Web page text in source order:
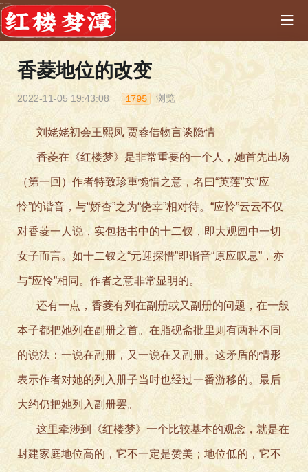
香菱地位的改变
2022-11-05 19:43:08 1795 浏览
刘姥姥初会王熙凤 贾蓉借物言谈隐情
香菱在《红楼梦》是非常重要的一个人，她首先出场
（第一回）作者特致珍重惋惜之意，名曰“英莲”实“应
怜”的谐音，与“娇杏”之为“侥幸”相对待。“应怜”云云不仅
对香菱一人说，实包括书中的十二钗，即大观园中一切
女子而言。如十二钗之“元迎探惜”即谐音“原应叹息”，亦
与“应怜”相同。作者之意非常显明的。
还有一点，香菱有列在副册或又副册的问题，在一般
本子都把她列在副册之首。在脂砚斋批里则有两种不同
的说法：一说在副册，又一说在又副册。这矛盾的情形
表示作者对她的列入册子当时也经过一番游移的。最后
大约仍把她列入副册罢。
这里牵涉到《红楼梦》一个比较基本的观念，就是在
封建家庭地位高的，它不一定是赞美；地位低的，它不